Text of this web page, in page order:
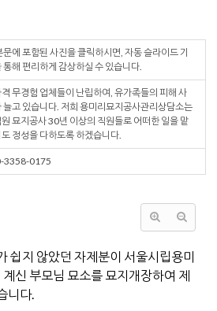
에 포함된 사진을 클릭하시면, 자동 슬라이드 기
통해 편리하게 감상하실 수 있습니다.
무경험 업체들이 난립하여, 유가족들의 피해 사
늘고 있습니다. 저희 용미리묘지공사관리상담소는
묘지공사 30년 이상의 직원들로 어떠한 일을 맡
정성을 다하도록 하겠습니다.
3358-0175
쉽지 않았던 자제분이 서울시립용미
신 부모님 묘소를 묘지개장하여 제
니다.